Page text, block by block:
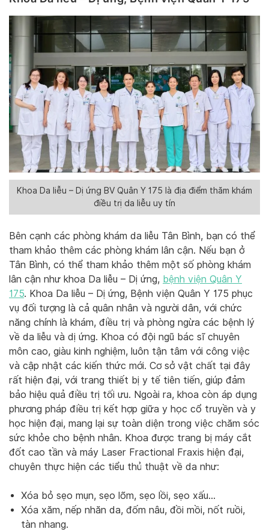
Khoa Da liễu – Dị ứng BV Quân Y 175 là địa điểm thăm khám
điều trị da liễu uy tín
Bên cạnh các phòng khám da liễu Tân Bình, bạn có thể
tham khảo thêm các phòng khám lân cận. Nếu bạn ở
Tân Bình, có thể tham khảo thêm một số phòng khám
lân cận như khoa Da liễu – Dị ứng, bệnh viện Quân Y
175. Khoa Da liễu – Dị ứng, Bệnh viện Quân Y 175 phục
vụ đối tượng là cả quân nhân và người dân, với chức
năng chính là khám, điều trị và phòng ngừa các bệnh lý
về da liễu và dị ứng. Khoa có đội ngũ bác sĩ chuyên
môn cao, giàu kinh nghiệm, luôn tận tâm với công việc
và cập nhật các kiến thức mới. Cơ sở vật chất tại đây
rất hiện đại, với trang thiết bị y tế tiên tiến, giúp đảm
bảo hiệu quả điều trị tối ưu. Ngoài ra, khoa còn áp dụng
phương pháp điều trị kết hợp giữa y học cổ truyền và y
học hiện đại, mang lại sự toàn diện trong việc chăm sóc
sức khỏe cho bệnh nhân. Khoa được trang bị máy cắt
đốt cao tần và máy Laser Fractional Fraxis hiện đại,
chuyên thực hiện các tiểu thủ thuật về da như:
Xóa bỏ sẹo mụn, sẹo lõm, sẹo lồi, sẹo xấu…
Xóa xăm, nếp nhăn da, đốm nâu, đồi mồi, nốt ruồi,
tàn nhang.